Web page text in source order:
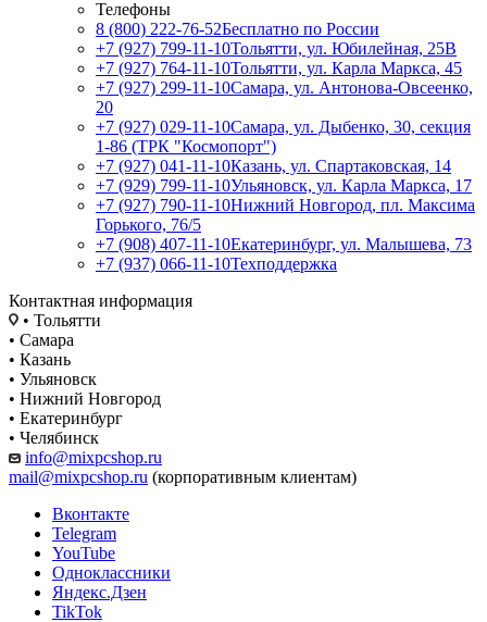
Телефоны
8 (800) 222-76-52Бесплатно по России
+7 (927) 799-11-10Тольятти, ул. Юбилейная, 25В
+7 (927) 764-11-10Тольятти, ул. Карла Маркса, 45
+7 (927) 299-11-10Самара, ул. Антонова-Овсеенко,
20
+7 (927) 029-11-10Самара, ул. Дыбенко, 30, секция
1-86 (ТРК "Космопорт")
+7 (927) 041-11-10Казань, ул. Спартаковская, 14
+7 (929) 799-11-10Ульяновск, ул. Карла Маркса, 17
+7 (927) 790-11-10Нижний Новгород, пл. Максима
Горького, 76/5
+7 (908) 407-11-10Екатеринбург, ул. Малышева, 73
+7 (937) 066-11-10Техподдержка
Контактная информация
• Тольятти
• Самара
• Казань
• Ульяновск
• Нижний Новгород
• Екатеринбург
• Челябинск
info@mixpcshop.ru
mail@mixpcshop.ru (корпоративным клиентам)
Вконтакте
Telegram
YouTube
Одноклассники
Яндекс.Дзен
TikTok